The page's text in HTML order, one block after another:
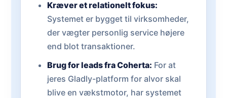
Kræver et relationelt fokus:
Systemet er bygget til virksomheder,
der vægter personlig service højere
end blot transaktioner.
Brug for leads fra Coherta: For at
jeres Gladly-platform for alvor skal
blive en vækstmotor, har systemet